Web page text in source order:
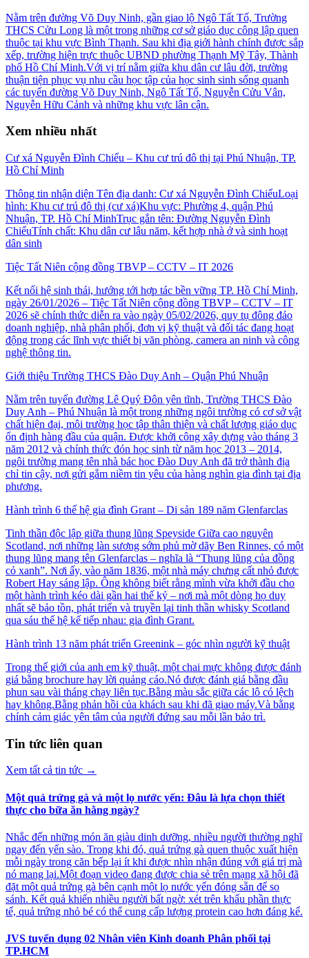
Nằm trên đường Võ Duy Ninh, gần giao lộ Ngô Tất Tố, Trường
THCS Cửu Long là một trong những cơ sở giáo dục công lập quen
thuộc tại khu vực Bình Thạnh. Sau khi địa giới hành chính được sắp
xếp, trường hiện trực thuộc UBND phường Thạnh Mỹ Tây, Thành
phố Hồ Chí Minh.Với vị trí nằm giữa khu dân cư lâu đời, trường
thuận tiện phục vụ nhu cầu học tập của học sinh sinh sống quanh
các tuyến đường Võ Duy Ninh, Ngô Tất Tố, Nguyễn Cửu Vân,
Nguyễn Hữu Cảnh và những khu vực lân cận.
Xem nhiều nhất
Cư xá Nguyễn Đình Chiểu – Khu cư trú đô thị tại Phú Nhuận, TP.
Hồ Chí Minh
Thông tin nhận diện Tên địa danh: Cư xá Nguyễn Đình ChiểuLoại
hình: Khu cư trú đô thị (cư xá)Khu vực: Phường 4, quận Phú
Nhuận, TP. Hồ Chí MinhTrục gắn tên: Đường Nguyễn Đình
ChiểuTính chất: Khu dân cư lâu năm, kết hợp nhà ở và sinh hoạt
dân sinh
Tiệc Tất Niên cộng đồng TBVP – CCTV – IT 2026
Kết nối hệ sinh thái, hướng tới hợp tác bền vững TP. Hồ Chí Minh,
ngày 26/01/2026 – Tiệc Tất Niên cộng đồng TBVP – CCTV – IT
2026 sẽ chính thức diễn ra vào ngày 05/02/2026, quy tụ đông đảo
doanh nghiệp, nhà phân phối, đơn vị kỹ thuật và đối tác đang hoạt
động trong các lĩnh vực thiết bị văn phòng, camera an ninh và công
nghệ thông tin.
Giới thiệu Trường THCS Đào Duy Anh – Quận Phú Nhuận
Nằm trên tuyến đường Lê Quý Đôn yên tĩnh, Trường THCS Đào
Duy Anh – Phú Nhuận là một trong những ngôi trường có cơ sở vật
chất hiện đại, môi trường học tập thân thiện và chất lượng giáo dục
ổn định hàng đầu của quận. Được khởi công xây dựng vào tháng 3
năm 2012 và chính thức đón học sinh từ năm học 2013 – 2014,
ngôi trường mang tên nhà bác học Đào Duy Anh đã trở thành địa
chỉ tin cậy, nơi gửi gắm niềm tin yêu của hàng nghìn gia đình tại địa
phương.
Hành trình 6 thế hệ gia đình Grant – Di sản 189 năm Glenfarclas
Tinh thần độc lập giữa thung lũng Speyside Giữa cao nguyên
Scotland, nơi những làn sương sớm phủ mờ dãy Ben Rinnes, có một
thung lũng mang tên Glenfarclas – nghĩa là “Thung lũng của đồng
cỏ xanh”. Nơi ấy, vào năm 1836, một nhà máy chưng cất nhỏ được
Robert Hay sáng lập. Ông không biết rằng mình vừa khởi đầu cho
một hành trình kéo dài gần hai thế kỷ – nơi mà một dòng họ duy
nhất sẽ bảo tồn, phát triển và truyền lại tinh thần whisky Scotland
qua sáu thế hệ kế tiếp nhau: gia đình Grant.
Hành trình 13 năm phát triển Greenink – góc nhìn người kỹ thuật
Trong thế giới của anh em kỹ thuật, một chai mực không được đánh
giá bằng brochure hay lời quảng cáo.Nó được đánh giá bằng đầu
phun sau vài tháng chạy liên tục.Bằng màu sắc giữa các lô có lệch
hay không.Bằng phản hồi của khách sau khi đã giao máy.Và bằng
chính cảm giác yên tâm của người đứng sau mỗi lần bảo trì.
Tin tức liên quan
Xem tất cả tin tức →
Một quả trứng gà và một lọ nước yến: Đâu là lựa chọn thiết
thực cho bữa ăn hằng ngày?
Nhắc đến những món ăn giàu dinh dưỡng, nhiều người thường nghĩ
ngay đến yến sào. Trong khi đó, quả trứng gà quen thuộc xuất hiện
mỗi ngày trong căn bếp lại ít khi được nhìn nhận đúng với giá trị mà
nó mang lại.Một đoạn video đang được chia sẻ trên mạng xã hội đã
đặt một quả trứng gà bên cạnh một lọ nước yến đóng sẵn để so
sánh. Kết quả khiến nhiều người bất ngờ: xét trên khẩu phần thực
tế, quả trứng nhỏ bé có thể cung cấp lượng protein cao hơn đáng kể.
JVS tuyển dụng 02 Nhân viên Kinh doanh Phân phối tại
TP.HCM